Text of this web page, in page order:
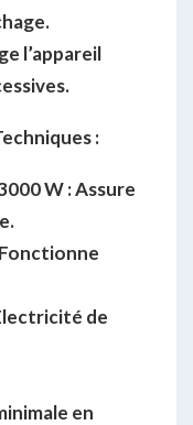
l’appareil
:
W :Assure
Fonctionne
de
en